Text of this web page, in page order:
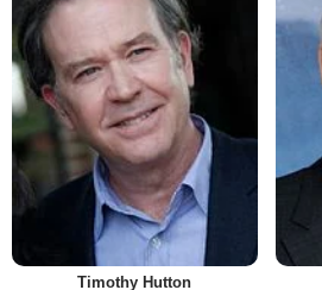
Timothy Hutton